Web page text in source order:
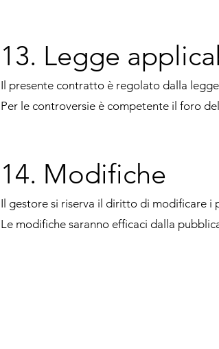
13. Legge
Il presente contratto è regolato dalla
Per le controversie è competente il foro
14. Modifiche
Il gestore si riserva il diritto di modificare i
Le modifiche saranno efficaci dalla